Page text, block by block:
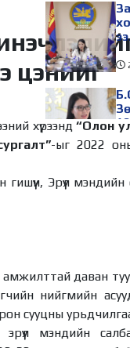
цэнийг
хүрээнд“Олон
-ыг 2022
Эрүүл мэндийн
амжилттай даван
нийгмийн
сууцны
мэндийн